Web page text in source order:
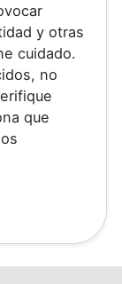
y otras
cuidado.
no
que